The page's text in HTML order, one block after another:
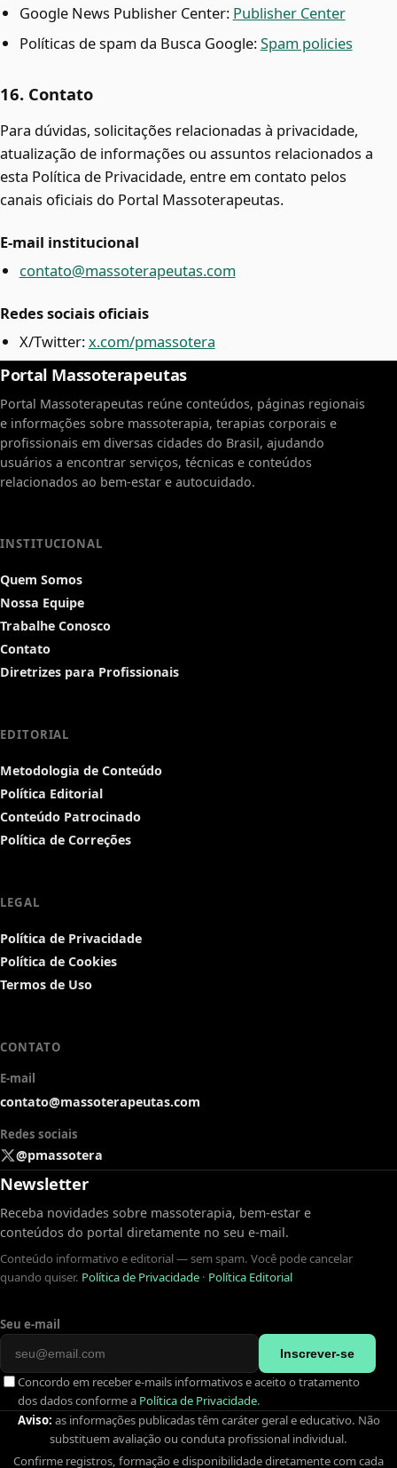
Google News Publisher Center: Publisher Center
Políticas de spam da Busca Google:Spam policies
16. Contato
Para dúvidas, solicitações relacionadas à privacidade,
atualização de informações ou assuntos relacionados a
esta Política de Privacidade, entre em contato pelos
canais oficiais do Portal Massoterapeutas.
E-mail institucional
contato@massoterapeutas.com
Redes sociais oficiais
X/Twitter:x.com/pmassotera
Portal Massoterapeutas
Portal Massoterapeutas reúne conteúdos, páginas regionais
e informações sobre massoterapia, terapias corporais e
profissionais em diversas cidades do Brasil, ajudando
usuários a encontrar serviços, técnicas e conteúdos
relacionados ao bem-estar e autocuidado.
INSTITUCIONAL
Quem Somos
Nossa Equipe
Trabalhe Conosco
Contato
Diretrizes para Profissionais
EDITORIAL
Metodologia de Conteúdo
Política Editorial
Conteúdo Patrocinado
Política de Correções
LEGAL
Política de Privacidade
Política de Cookies
Termos de Uso
CONTATO
E-mail
contato@massoterapeutas.com
Redes sociais
@pmassotera
Newsletter
Receba novidades sobre massoterapia, bem-estar e
conteúdos do portal diretamente no seu e-mail.
Conteúdo informativo e editorial — sem spam. Você pode cancelar
quando quiser. Política de Privacidade · Política Editorial
Seu e-mail
Inscrever-se
Concordo em receber e-mails informativos e aceito o tratamento
dos dados conforme a Política de Privacidade.
Aviso: as informações publicadas têm caráter geral e educativo. Não
substituem avaliação ou conduta profissional individual.
Confirme registros, formação e disponibilidade diretamente com cada